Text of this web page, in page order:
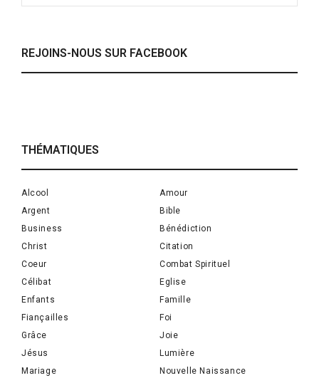
REJOINS-NOUS SUR FACEBOOK
THÉMATIQUES
Alcool
Amour
Argent
Bible
Business
Bénédiction
Christ
Citation
Coeur
Combat Spirituel
Célibat
Eglise
Enfants
Famille
Fiançailles
Foi
Grâce
Joie
Jésus
Lumière
Mariage
Nouvelle Naissance